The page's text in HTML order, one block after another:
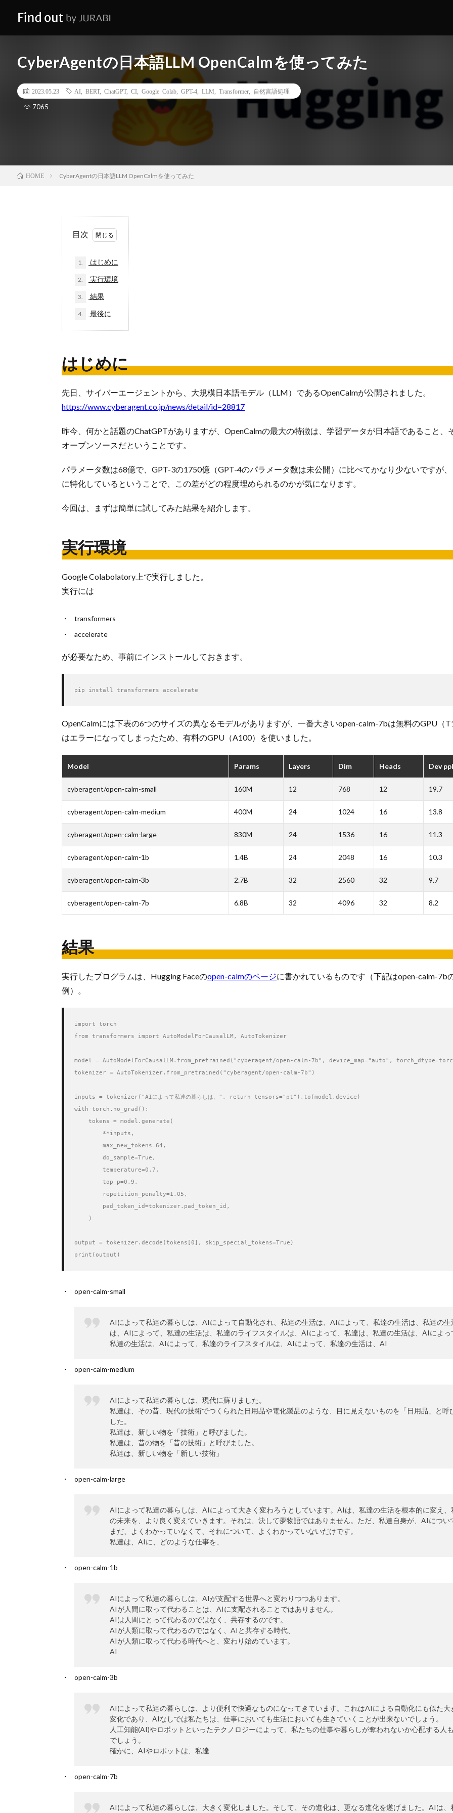
CyberAgentの日本語LLM OpenCalmを使ってみた
2023.05.23 AI, BERT, ChatGPT, CI, Google Colab, GPT-4, LLM Transformer, 自然言語処理
7065
HOME CyberAgentの日本語LLM OpenCalmを使ってみた
目次
1. はじめに
2. 実行環境
3. 結果
4. 最後に
はじめに
先日、サイバーエージェントから、大規模日本語モデル（LLM）であるOpenCalmが公開されました。
https://www.cyberagent.co.jp/news/detail/id=28817
昨今、何かと話題のChatGPTがありますが、OpenCalmの最大の特徴は、学習データが日本語であること、
オープンソースだということです。
パラメータ数は68億で、GPT-3の1750億（GPT-4のパラメータ数は未公開）に比べてかなり少ないですが
に特化しているということで、この差がどの程度埋められるのかが気になります。
今回は、まずは簡単に試してみた結果を紹介します。
実行環境
Google Colabolatory上で実行しました。
実行には
transformers
accelerate
が必要なため、事前にインストールしておきます。
pip install transformers accelerate
OpenCalmには下表の6つのサイズの異なるモデルがありますが、一番大きいopen-calm-7bは無料のGPU（
はエラーになってしまったため、有料のGPU（A100）を使いました。
Model Params Layers Dim Heads Dev ppl
cyberagent/open-calm-small 160M 12 768 12 19.7
cyberagent/open-calm-medium 400M 24 1024 16 13.8
cyberagent/open-calm-large 830M 24 1536 16 11.3
cyberagent/open-calm-1b 1.4B 24 2048 16 10.3
cyberagent/open-calm-3b 2.7B 32 2560 32 9.7
cyberagent/open-calm-7b 6.8B 32 4096 32 8.2
結果
実行したプログラムは、Hugging Faceのopen-calmのページに書かれているものです（下記はopen-calm-7b
例）。
import torch
from transformers import AutoModelForCausalLM, AutoTokenizer
model = AutoModelForCausalLM.from_pretrained("cyberagent/open-calm-7b", device_map="auto",
tokenizer = AutoTokenizer.from_pretrained("cyberagent/open-calm-7b")
inputs = tokenizer("AIによって私達の暮らしは、", return_tensors="pt").to(model.device)
with torch.no_grad():
    tokens = model.generate(
        **inputs,
        max_new_tokens=64,
        do_sample=True,
        temperature=0.7,
        top_p=0.9,
        repetition_penalty=1.05,
        pad_token_id=tokenizer.pad_token_id,
    )
output = tokenizer.decode(tokens[0], skip_special_tokens=True)
print(output)
open-calm-small
AIによって私達の暮らしは、AIによって自動化され、私達の生活は、AIによって、私達の生活は、私達の生
は、AIによって、私達の生活は、私達のライフスタイルは、AIによって、私達は、私達の生活は、AIによっ
私達の生活は、AIによって、私達のライフスタイルは、AIによって、私達の生活は、AI
open-calm-medium
AIによって私達の暮らしは、現代に蘇りました。
私達は、その昔、現代の技術でつくられた日用品や電化製品のような、目に見えないものを「日用品」と呼
した。
私達は、新しい物を「技術」と呼びました。
私達は、昔の物を「昔の技術」と呼びました。
私達は、新しい物を「新しい技術」
open-calm-large
AIによって私達の暮らしは、AIによって大きく変わろうとしています。AIは、私達の生活を根本的に変え、
の未来を、より良く変えていきます。それは、決して夢物語ではありません。ただ、私達自身が、AIについ
まだ、よくわかっていなくて、それについて、よくわかっていないだけです。
私達は、AIに、どのような仕事を、
open-calm-1b
AIによって私達の暮らしは、AIが支配する世界へと変わりつつあります。
AIが人間に取って代わることは、AIに支配されることではありません。
AIは人間にとって代わるのではなく、共存するのです。
AIが人類に取って代わるのではなく、AIと共存する時代、
AIが人類に取って代わる時代へと、変わり始めています。
AI
open-calm-3b
AIによって私達の暮らしは、より便利で快適なものになってきています。これはAIによる自動化にも似た大
変化であり、AIなしでは私たちは、仕事においても生活においても生きていくことが出来ないでしょう。
人工知能(AI)やロボットといったテクノロジーによって、私たちの仕事や暮らしが奪われないか心配する人
でしょう。
確かに、AIやロボットは、私達
open-calm-7b
AIによって私達の暮らしは、大きく変化しました。そして、その進化は、更なる進化を遂げました。AIは、